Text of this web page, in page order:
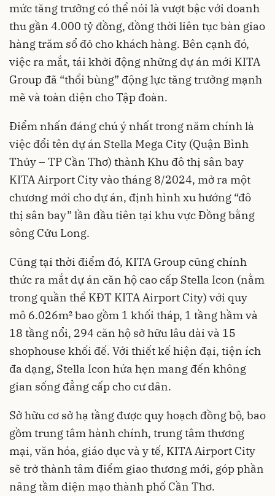
mức tăng trưởng có thể nói là vượt bậc với doanh
thu gần 4.000 tỷ đồng, đồng thời liên tục bàn giao
hàng trăm sổ đỏ cho khách hàng. Bên cạnh đó,
việc ra mắt, tái khởi động những dự án mới KITA
Group đã “thổi bùng” động lực tăng trưởng mạnh
mẽ và toàn diện cho Tập đoàn.
Điểm nhấn đáng chú ý nhất trong năm chính là
việc đổi tên dự án Stella Mega City (Quận Bình
Thủy – TP Cần Thơ) thành Khu đô thị sân bay
KITA Airport City vào tháng 8/2024, mở ra một
chương mới cho dự án, định hình xu hướng “đô
thị sân bay” lần đầu tiên tại khu vực Đồng bằng
sông Cửu Long.
Cũng tại thời điểm đó, KITA Group cũng chính
thức ra mắt dự án căn hộ cao cấp Stella Icon (nằm
trong quần thể KĐT KITA Airport City) với quy
mô 6.026m² bao gồm 1 khối tháp, 1 tầng hầm và
18 tầng nổi, 294 căn hộ sở hữu lâu dài và 15
shophouse khối đế. Với thiết kế hiện đại, tiện ích
đa dạng, Stella Icon hứa hẹn mang đến không
gian sống đẳng cấp cho cư dân.
Sở hữu cơ sở hạ tầng được quy hoạch đồng bộ, bao
gồm trung tâm hành chính, trung tâm thương
mại, văn hóa, giáo dục và y tế, KITA Airport City
sẽ trở thành tâm điểm giao thương mới, góp phần
nâng tầm diện mạo thành phố Cần Thơ.